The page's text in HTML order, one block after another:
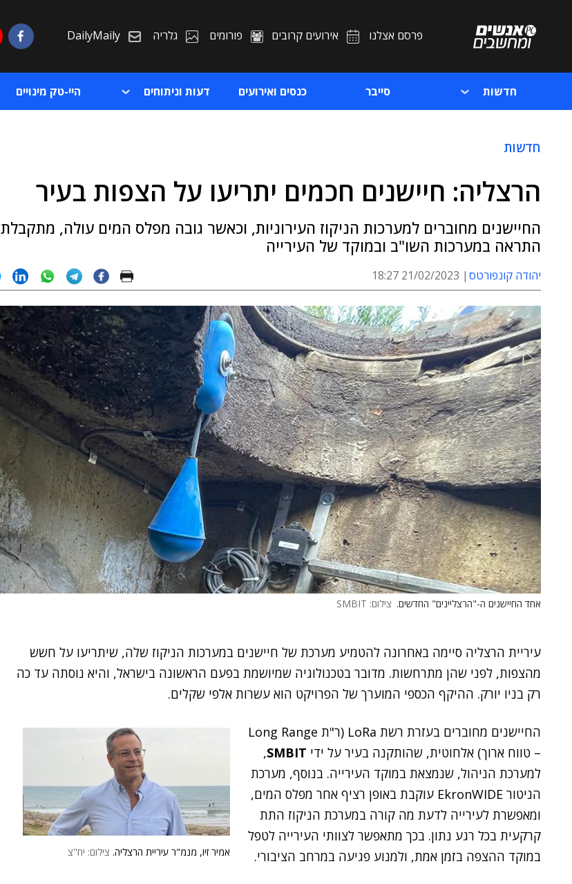
פרסם אצלנו אירועים קרובים פורומים גלריה DailyMaily
חדשות סייבר כנסים ואירועים דעות וניתוחים היי-טק מינויים
חדשות
הרצליה: חיישנים חכמים יתריעו על הצפות בעיר
החיישנים מחוברים למערכות הניקוז העירוניות, וכאשר גובה מפלס המים עולה, מתקבלת
התראה במערכות השו"ב ובמוקד של העירייה
יהודה קונפורטס 21/02/2023 18:27
אחד החיישנים ה-"הרצליינים" החדשים. צילום: SMBIT
עיריית הרצליה סיימה באחרונה להטמיע מערכת של חיישנים במערכות הניקוז שלה, שיתריעו על חשש
מהצפות, לפני שהן מתרחשות. מדובר בטכנולוגיה שמיושמת בפעם הראשונה בישראל, והיא נוסתה עד כה
רק בניו יורק. ההיקף הכספי המוערך של הפרויקט הוא עשרות אלפי שקלים.
אמיר זיו, מנמ"ר עיריית הרצליה. צילום: יח"צ
החיישנים מחוברים בעזרת רשת LoRa (ר"ת Long Range
– טווח ארוך) אלחוטית, שהותקנה בעיר על ידי SMBIT
,
למערכת הניהול, שנמצאת במוקד העירייה. בנוסף, מערכת
הניטור EkronWIDE עוקבת באופן רציף אחר מפלס המים,
ומאפשרת לעירייה לדעת מה קורה במערכת הניקוז התת
קרקעית בכל רגע נתון. בכך מתאפשר לצוותי העירייה לטפל
במוקד ההצפה בזמן אמת, ולמנוע פגיעה במרחב הציבורי.